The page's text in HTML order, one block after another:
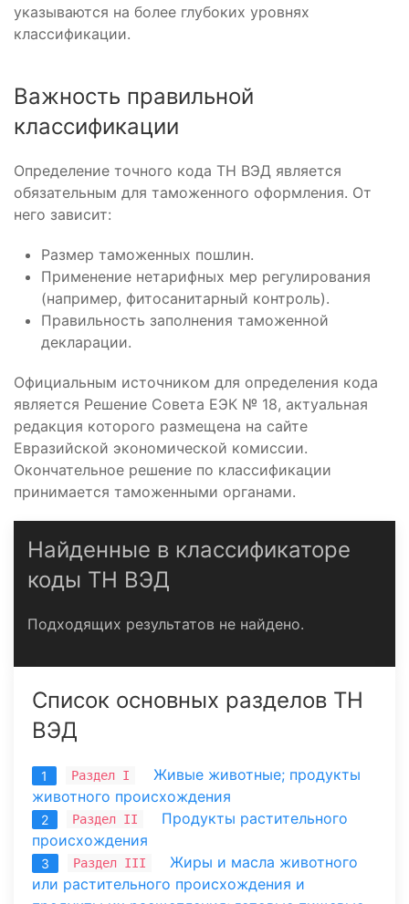
указываются на более глубоких уровнях
классификации.
Важность правильной
классификации
Определение точного кода ТН ВЭД является
обязательным для таможенного оформления. От
него зависит:
Размер таможенных пошлин.
Применение нетарифных мер регулирования
(например, фитосанитарный контроль).
Правильность заполнения таможенной
декларации.
Официальным источником для определения кода
является Решение Совета ЕЭК № 18, актуальная
редакция которого размещена на сайте
Евразийской экономической комиссии.
Окончательное решение по классификации
принимается таможенными органами.
Найденные в классификаторе
коды ТН ВЭД
Подходящих результатов не найдено.
Список основных разделов ТН
ВЭД
1 Раздел I
Живые животные; продукты
животного происхождения
2 Раздел II
Продукты растительного
происхождения
3 Раздел III
Жиры и масла животного
или растительного происхождения и